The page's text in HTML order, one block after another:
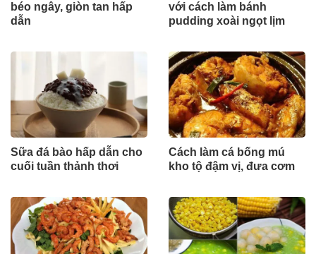
béo ngây, giòn tan hấp
dẫn
với cách làm bánh
pudding xoài ngọt lịm
Sữa đá bào hấp dẫn cho
cuối tuần thảnh thơi
Cách làm cá bống mú
kho tộ đậm vị, đưa cơm